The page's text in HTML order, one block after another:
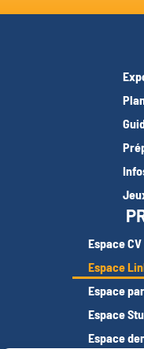
Espace CV
Espace
Espace
Espace
Espace